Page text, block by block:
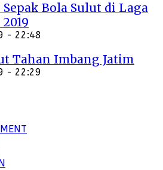
Bola Sulut di Laga
- 22:48
Tahan Imbang Jatim
- 22:29